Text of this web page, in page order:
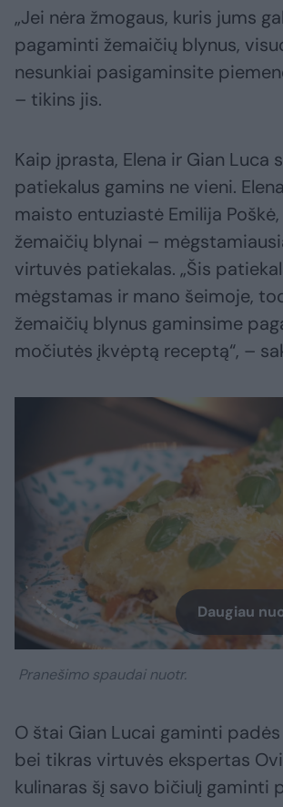
„Jei nėra žmogaus, kuris jums
pagaminti žemaičių blynus,
nesunkiai pasigaminsite
– tikins jis.
Kaip įprasta, Elena ir Gian Luca
patiekalus gamins ne vieni.
maisto entuziastė Emilija
žemaičių blynai –
virtuvės patiekalas. „Šis
mėgstamas ir mano šeimoje,
žemaičių blynus gaminsime
močiutės įkvėptą receptą“, –
Daugiau
Pranešimo spaudai nuotr.
O štai Gian Lucai gaminti
bei tikras virtuvės ekspertas
kulinaras šį savo bičiulį gaminti